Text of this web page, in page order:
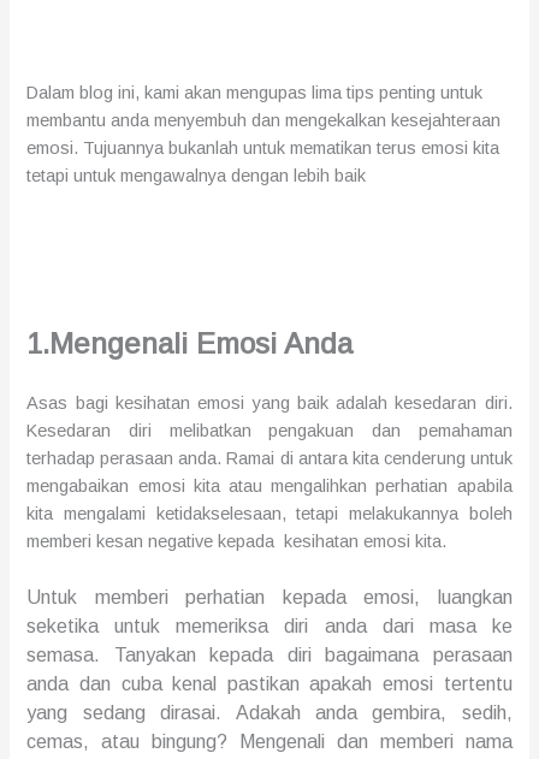
Dalam blog ini, kami akan mengupas lima tips penting untuk
membantu anda menyembuh dan mengekalkan kesejahteraan
emosi. Tujuannya bukanlah untuk mematikan terus emosi kita
tetapi untuk mengawalnya dengan lebih baik
1.Mengenali EmosiAnda
Asas bagi kesihatan emosi yang baik adalah kesedaran diri.
Kesedaran diri melibatkan pengakuan dan pemahaman
terhadap perasaan anda. Ramai di antara kita cenderung untuk
mengabaikan emosi kita atau mengalihkan perhatian apabila
kita mengalami ketidakselesaan, tetapi melakukannya boleh
memberi kesan negative kepada kesihatan emosi kita.
Untuk memberi perhatian kepada emosi, luangkan
seketika untuk memeriksa diri anda dari masa ke
semasa. Tanyakan kepada diri bagaimana perasaan
anda dan cuba kenal
pastikan apakah emosi tertentu
yang sedangdirasai. Adakah anda gembira, sedih,
cemas, atau bingung? Mengenali dan memberi nama